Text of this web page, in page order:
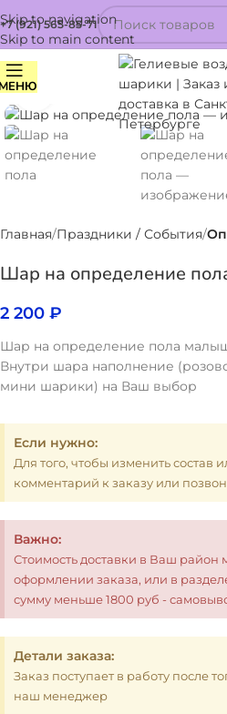
Skip to navigation
Skip to main content
+7 (921) 565-85-71
Нажмите, чтобы увеличить
Главная Праздники / События
Шар на определение
2 200 ₽
Шар на определение пола
Внутри шара наполнение
мини шарики) на Ваш выбор
Если нужно:
Для того, чтобы изменить состав
комментарий к заказу или
Важно:
Стоимость доставки в Ваш район
оформлении заказа, или в
сумму меньше 1800 руб -
Детали заказа:
Заказ поступает в работу после
наш менеджер